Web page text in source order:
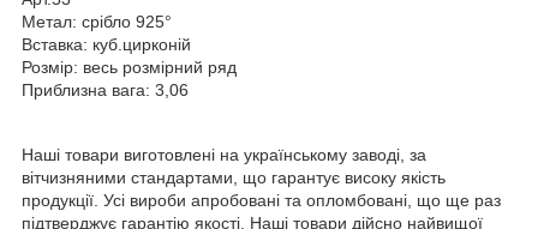
Метал: срібло 925°
Вставка: куб.цирконій
Розмір: весь розмірний ряд
Приблизна вага: 3,06
Наші товари виготовлені на українському заводі, за
вітчизняними стандартами, що гарантує високу якість
продукції. Усі вироби апробовані та опломбовані, що ще раз
підтверджує гарантію якості. Наші товари дійсно найвищої